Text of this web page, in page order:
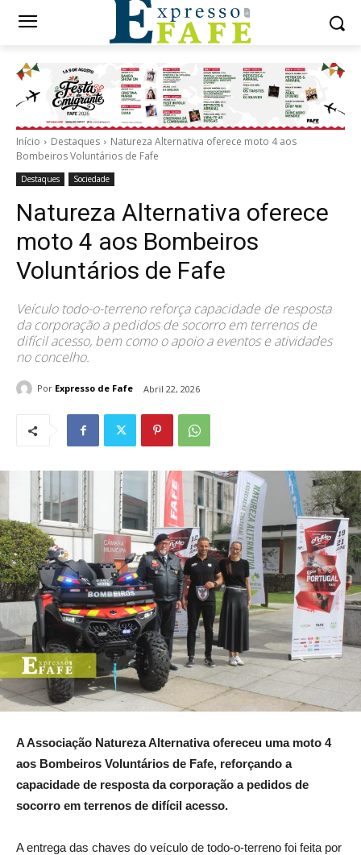
Início Destaques
Natureza Alternativa oferece moto 4 aos
Bombeiros Voluntários de Fafe
Destaques Sociedade
Natureza Alternativa oferece
moto 4 aos Bombeiros
Voluntários de Fafe
Veículo todo-o-terreno reforça capacidade de resposta
da corporação a pedidos de socorro em terrenos de
difícil acesso, bem como o apoio a eventos e atividades
no concelho.
Por Expresso de Fafe Abril 22, 2026
A Associação Natureza Alternativa ofereceu uma moto 4
aos Bombeiros Voluntários de Fafe, reforçando a
capacidade de resposta da corporação a pedidos de
socorro em terrenos de difícil acesso.
A entrega das chaves do veículo de todo-o-terreno foi feita por